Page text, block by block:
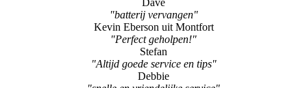
Dave
"batterij vervangen"
Kevin Eberson uit Montfort
"Perfect geholpen!"
Stefan
"Altijd goede service en tips"
Debbie